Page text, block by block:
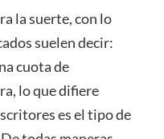
la suerte, con lo
suelen decir:
cuota de
lo que difiere
es el tipo de